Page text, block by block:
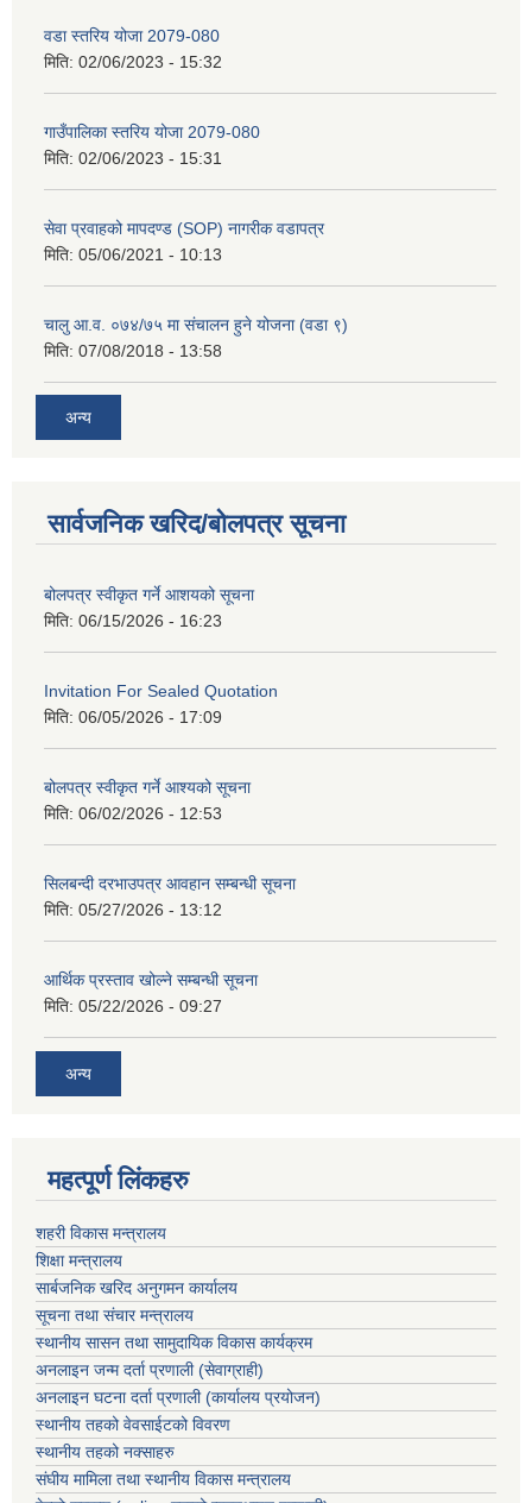
वडा स्तरिय योजा 2079-080
मिति: 02/06/2023 - 15:32
गाउँपालिका स्तरिय योजा 2079-080
मिति: 02/06/2023 - 15:31
सेवा प्रवाहको मापदण्ड (SOP) नागरीक वडापत्र
मिति: 05/06/2021 - 10:13
चालु आ.व. ०७४/७५ मा संचालन हुने योजना (वडा ९)
मिति: 07/08/2018 - 13:58
अन्य
सार्वजनिक खरिद/बोलपत्र सूचना
बोलपत्र स्वीकृत गर्ने आशयको सूचना
मिति: 06/15/2026 - 16:23
Invitation For Sealed Quotation
मिति: 06/05/2026 - 17:09
बोलपत्र स्वीकृत गर्ने आश्यको सूचना
मिति: 06/02/2026 - 12:53
सिलबन्दी दरभाउपत्र आवहान सम्बन्धी सूचना
मिति: 05/27/2026 - 13:12
आर्थिक प्रस्ताव खोल्ने सम्बन्धी सूचना
मिति: 05/22/2026 - 09:27
अन्य
महत्पूर्ण लिंकहरु
शहरी विकास मन्त्रालय
शिक्षा मन्त्रालय
सार्बजनिक खरिद अनुगमन कार्यालय
सूचना तथा संचार मन्त्रालय
स्थानीय सासन तथा सामुदायिक विकास कार्यक्रम
अनलाइन जन्म दर्ता प्रणाली (सेवाग्राही)
अनलाइन घटना दर्ता प्रणाली (कार्यालय प्रयोजन)
स्थानीय तहको वेवसाईटको विवरण
स्थानीय तहको नक्साहरु
संघीय मामिला तथा स्थानीय विकास मन्त्रालय